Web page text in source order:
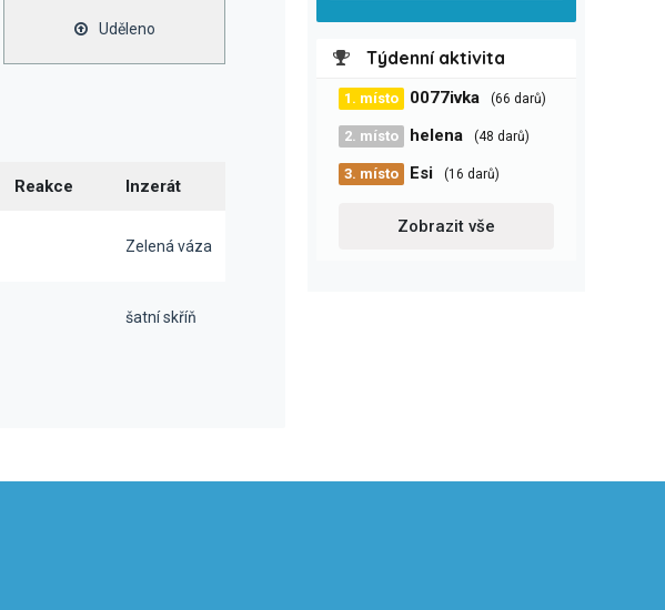
Týdenní aktivita
1. místo 0077ivka (66 darů)
2. místo helena (48 darů)
3. místo Esi (16 darů)
Zobrazit vše
Uděleno
Reakce Inzerát
Zelená váza
šatní skříň